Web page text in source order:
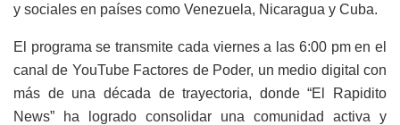
y sociales en países como Venezuela, Nicaragua y Cuba.
El programa se transmite cada viernes a las 6:00 pm en el
canal de YouTube Factores de Poder, un medio digital con
más de una década de trayectoria, donde “El Rapidito
News” ha logrado consolidar una comunidad activa y